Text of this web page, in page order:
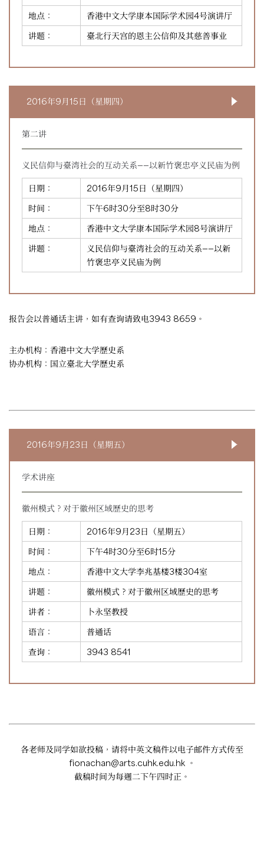
地点：
香港中文大学康本国际学术园4号演讲厅
讲题：
臺北行天宫的恩主公信仰及其慈善事业
2016年9月15日（星期四）
第二讲
义民信仰与臺湾社会的互动关系——以新竹褒忠亭义民庙为例
日期：
2016年9月15日（星期四）
时间：
下午6时30分至8时30分
地点：
香港中文大学康本国际学术园8号演讲厅
讲题：
义民信仰与臺湾社会的互动关系——以新
竹褒忠亭义民庙为例
报告会以普通话主讲，如有查询请致电3943 8659。
主办机构：香港中文大学歷史系
协办机构：国立臺北大学歷史系
2016年9月23日（星期五）
学术讲座
徽州模式？对于徽州区域歷史的思考
日期：
2016年9月23日（星期五）
时间：
下午4时30分至6时15分
地点：
香港中文大学李兆基楼3楼304室
讲题：
徽州模式？对于徽州区域歷史的思考
讲者：
卜永坚教授
语言：
普通话
查询：
3943 8541
各老师及同学如欲投稿，请将中英文稿件以电子邮件方式传至
fionachan@arts.cuhk.edu.hk。
截稿时间为每週二下午四时正。